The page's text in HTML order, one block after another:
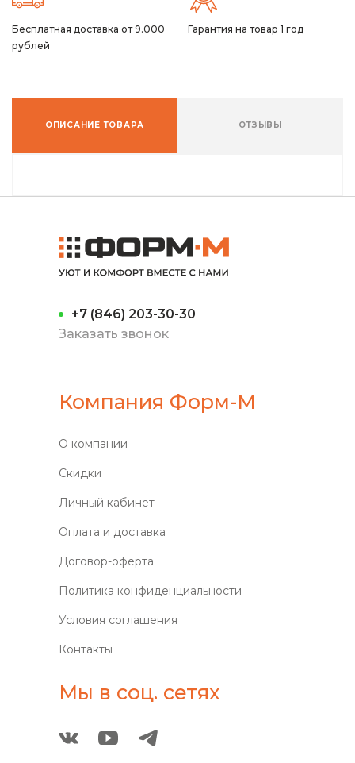
Бесплатная доставка от 9.000
рублей
Гарантия на товар 1 год
ОПИСАНИЕ ТОВАРА ОТЗЫВЫ
+7 (846) 203-30-30
Заказать звонок
Компания Форм-М
О компании
Скидки
Личный кабинет
Оплата и доставка
Договор-оферта
Политика конфиденциальности
Условия соглашения
Контакты
Мы в соц. сетях